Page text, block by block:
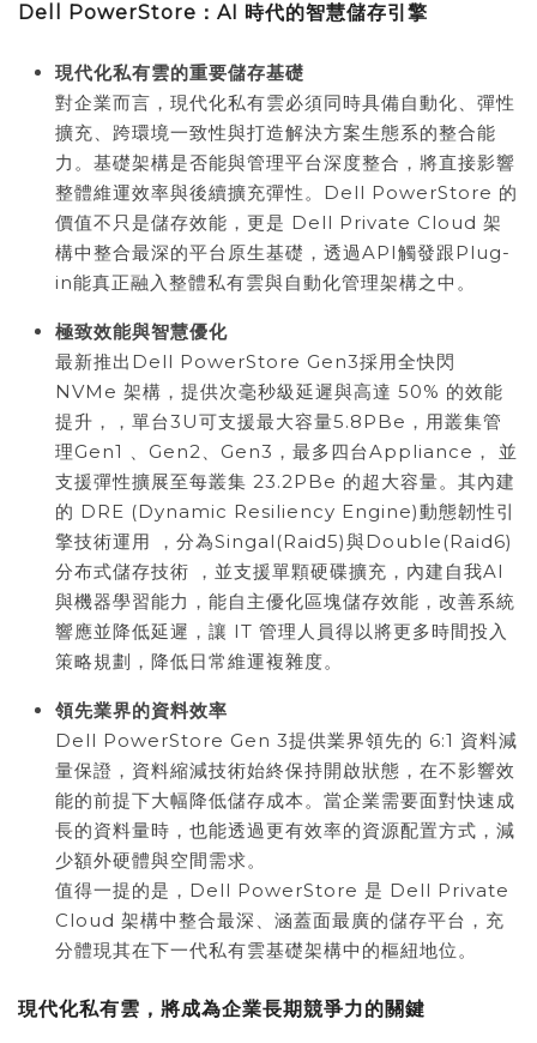
Dell PowerStore ： AI 時代的智慧儲存引擎
現代化私有雲的重要儲存基礎
對企業而言，現代化私有雲必須同時具備自動化、彈性
擴充、跨環境一致性與打造解決方案生態系的整合能
力。基礎架構是否能與管理平台深度整合，將直接影響
整體維運效率與後續擴充彈性。Dell PowerStore 的
價值不只是儲存效能，更是 Dell Private Cloud 架
構中整合最深的平台原生基礎，透過API觸發跟Plug-
in能真正融入整體私有雲與自動化管理架構之中。
極致效能與智慧優化
最新推出Dell PowerStore Gen3採用全快閃
NVMe 架構，提供次毫秒級延遲與高達 50% 的效能
提升，，單台3U可支援最大容量5.8PBe，用叢集管
理Gen1 、Gen2、Gen3，最多四台Appliance， 並
支援彈性擴展至每叢集 23.2PBe 的超大容量。其內建
的 DRE (Dynamic Resiliency Engine)動態韌性引
擎技術運用 ，分為Singal(Raid5)與Double(Raid6)
分布式儲存技術 ，並支援單顆硬碟擴充，內建自我AI
與機器學習能力，能自主優化區塊儲存效能，改善系統
響應並降低延遲，讓 IT 管理人員得以將更多時間投入
策略規劃，降低日常維運複雜度。
領先業界的資料效率
Dell PowerStore Gen 3提供業界領先的 6:1 資料減
量保證，資料縮減技術始終保持開啟狀態，在不影響效
能的前提下大幅降低儲存成本。當企業需要面對快速成
長的資料量時，也能透過更有效率的資源配置方式，減
少額外硬體與空間需求。
值得一提的是，Dell PowerStore 是 Dell Private
Cloud 架構中整合最深、涵蓋面最廣的儲存平台，充
分體現其在下一代私有雲基礎架構中的樞紐地位。
現代化私有雲，將成為企業長期競爭力的關鍵